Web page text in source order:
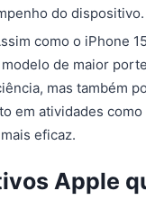
do dispositivo.
como o iPhone
de maior
mas também
em atividades
eficaz.
Apple